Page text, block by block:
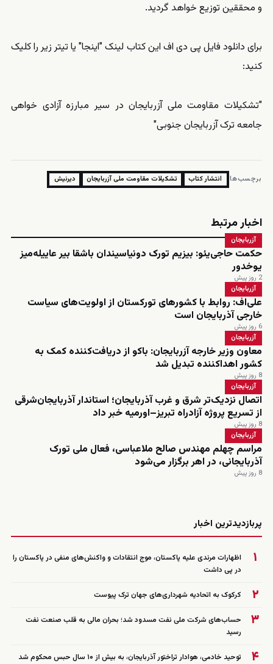
و محققین توزیع خواهد گردید.
برای دانلود فایل پی دی اف این کتاب لینک"اینجا"یا تیتر زیر را کلیک
کنید:
"تشکیلات مقاومت ملی آزربایجان در سیر مبارزه آزادی خواهی
جامعه ترک آزربایجان جنوبی"
برچسب‌ها: انتشار کتاب تشکیلات مقاومت ملی آزربایجان دیرنیش
اخبار مرتبط
آزربایجان
حکمت حاجی‌یئو: بیزیم تورک دونیاسیندان باشقا بیر عاییله‌میز
یوخدور
2 روز پیش
آزربایجان
علی‌اف: روابط با کشورهای تورکستان از اولویت‌های سیاست
خارجی آذربایجان است
6 روز پیش
آزربایجان
معاون وزیر خارجه آزربایجان: باکو از دریافت‌کننده کمک به
کشور اهداکننده تبدیل شد
8 روز پیش
آزربایجان
اتصال نزدیک‌تر شرق و غرب آذربایجان؛ استاندار آذربایجان‌شرقی
از تسریع پروژه آزادراه تبریز–اورمیه خبر داد
8 روز پیش
آزربایجان
مراسم چهلم مهندس صالح ملاعباسی، فعال ملی تورک
آذربایجانی، در اهر برگزار می‌شود
8 روز پیش
پربازدیدترین اخبار
۱
اظهارات مرندی علیه پاکستان، موج انتقادات و واکنش‌های منفی در پاکستان را
در پی داشت
۲ کرکوک به اتحادیه شهرداری‌های جهان ترک پیوست
۳
حساب‌های شرکت ملی نفت مسدود شد؛ بحران مالی به قلب صنعت نفت
رسید
۴ توحید خادمی، هوادار تراختور آذربایجان، به بیش از ۱۰ سال حبس محکوم شد